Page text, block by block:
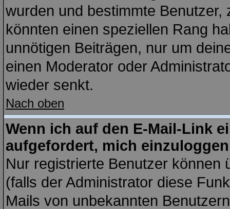
wurden und bestimmte
könnten einen speziellen Rang
unnötigen Beiträgen, nur um
einen Moderator oder
wieder senkt.
Nach oben
Wenn ich auf den E-Mail-Link
aufgefordert, mich
Nur registrierte Benutzer können
(falls der Administrator diese
Mails von unbekannten